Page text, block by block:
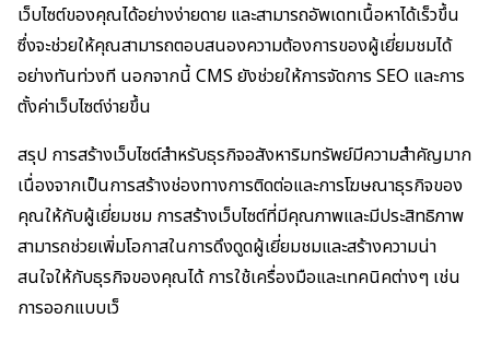
เว็บไซต์ของคุณได้อย่างง่ายดาย และสามารถอัพเดทเนื้อหาได้เร็วขึ้น
ซึ่งจะช่วยให้คุณสามารถตอบสนองความต้องการของผู้เยี่ยมชมได้
อย่างทันท่วงที นอกจากนี้ CMS ยังช่วยให้การจัดการ SEO และการ
ตั้งค่าเว็บไซต์ง่ายขึ้น
สรุป การสร้างเว็บไซต์สำหรับธุรกิจอสังหาริมทรัพย์มีความสำคัญมาก
เนื่องจากเป็นการสร้างช่องทางการติดต่อและการโฆษณาธุรกิจของ
คุณให้กับผู้เยี่ยมชม การสร้างเว็บไซต์ที่มีคุณภาพและมีประสิทธิภาพ
สามารถช่วยเพิ่มโอกาสในการดึงดูดผู้เยี่ยมชมและสร้างความน่า
สนใจให้กับธุรกิจของคุณได้ การใช้เครื่องมือและเทคนิคต่างๆ เช่น
การออกแบบเว็